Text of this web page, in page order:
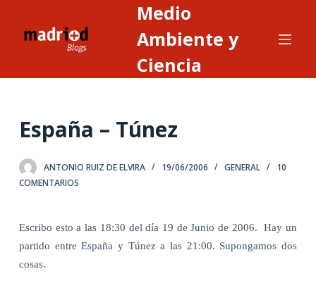
o
e
n
Medio
Ambiente y
Ciencia
España – Túnez
ANTONIO RUIZ DE ELVIRA 19/06/2006 GENERAL
10
COMENTARIOS
Escribo esto a las 18:30 del día 19 de Junio de 2006.
Hay un
partido entre España y Túnez a las 21:00. Supongamos dos
cosas.